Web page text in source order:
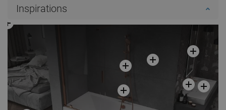
Inspirations